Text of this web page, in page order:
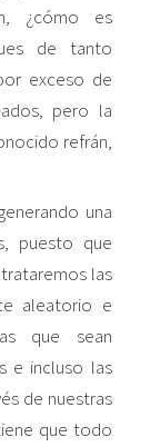
¿cómo es
de tanto
exceso de
pero la
refrán,
una
puesto que
las
aleatorio e
que sean
e incluso las
de nuestras
que todo